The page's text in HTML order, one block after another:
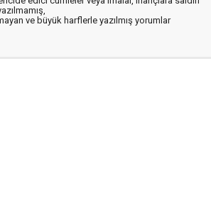
ve büyük harflerle yazılmış yorumlar